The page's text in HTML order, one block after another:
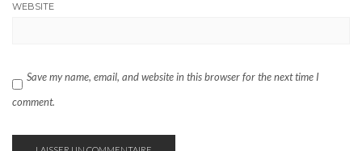
WEBSITE
Save my name, email, and website in this browser for the next time I
comment.